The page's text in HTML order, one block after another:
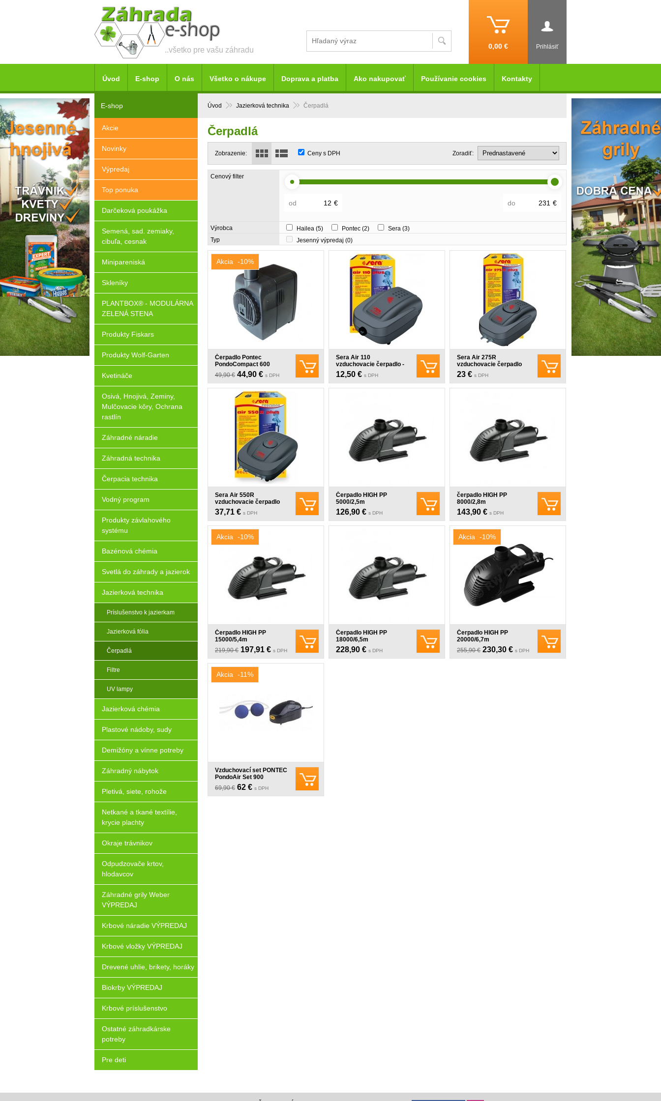
..všetko pre vašu záhradu Prihlásiť
0,00 €
Úvod Jazierková technika Čerpadlá
Čerpadlá
Zobrazenie: Ceny s DPH Zoradiť:
Cenový filter
od € do €
Výrobca Hailea (5) Pontec (2) Sera (3)
Typ
Jesenný výpredaj (0)
Akcia -10%
Čerpadlo Pontec
PondoCompact 600
49,90 € 44,90 € s DPH
Sera Air 110
vzduchovacie čerpadlo -
3W
12,50 € s DPH
Sera Air 275R
vzduchovacie čerpadlo
4W
23 € s DPH
Sera Air 550R
vzduchovacie čerpadlo
8W
37,71 € s DPH
Čerpadlo HIGH PP
5000/2,5m
126,90 € s DPH
čerpadlo HIGH PP
8000/2,8m
143,90 € s DPH
Akcia -10%
Čerpadlo HIGH PP
15000/5,4m
219,90 € 197,91 € s DPH
Čerpadlo HIGH PP
18000/6,5m
228,90 € s DPH
Akcia -10%
Čerpadlo HIGH PP
20000/6,7m
255,90 € 230,30 € s DPH
Akcia -11%
Vzduchovací set PONTEC
PondoAir Set 900
69,90 € 62 € s DPH
E-shop
Akcie
Novinky
Výpredaj
Top ponuka
Darčeková poukážka
Semená, sad. zemiaky,
cibuľa, cesnak
Minipareniská
Skleníky
PLANTBOX® - MODULÁRNA
ZELENÁ STENA
Produkty Fiskars
Produkty Wolf-Garten
Kvetináče
Osivá, Hnojivá, Zeminy,
Mulčovacie kôry, Ochrana
rastlín
Záhradné náradie
Záhradná technika
Čerpacia technika
Vodný program
Produkty závlahového
systému
Bazénová chémia
Svetlá do záhrady a jazierok
Jazierková technika
Príslušenstvo k jazierkam
Jazierková fólia
Čerpadlá
Filtre
UV lampy
Jazierková chémia
Plastové nádoby, sudy
Demižóny a vínne potreby
Záhradný nábytok
Pletivá, siete, rohože
Netkané a tkané textílie,
krycie plachty
Okraje trávnikov
Odpudzovače krtov,
hlodavcov
Záhradné grily Weber
VÝPREDAJ
Krbové náradie VÝPREDAJ
Krbové vložky VÝPREDAJ
Drevené uhlie, brikety, horáky
Biokrby VÝPREDAJ
Krbové príslušenstvo
Ostatné záhradkárske
potreby
Pre deti
Úvod E-shop O nás Všetko o nákupe Doprava a platba Ako nakupovať Používanie cookies Kontakty